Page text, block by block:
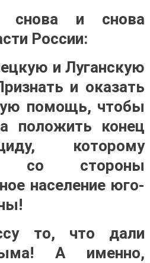
снова и снова
России:
и Луганскую
и оказать
помощь, чтобы
положить конец
которому
со стороны
население юго-
то, что дали
А именно,